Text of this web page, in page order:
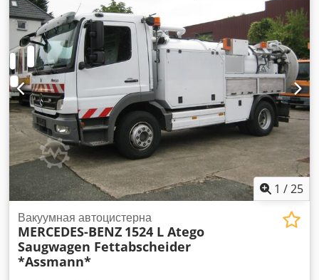
ABS, кондиционер, навигационная система,
электронная программа стабилизации (ESP)
1 /25
Вакуумная автоцистерна
MERCEDES-BENZ 1524 L Atego
Saugwagen Fettabscheider
*Assmann*